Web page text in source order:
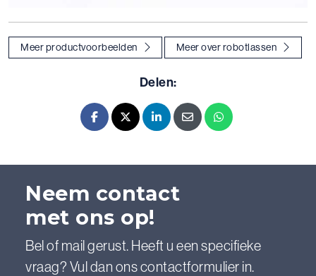
Meer productvoorbeelden Meer over robotlassen
Delen:
FacebookX - TwitterLinkedInE-mailWhatsapp
Neem contact
met ons op!
Bel of mail gerust. Heeft u een specifieke
vraag? Vul dan ons contactformulier in.